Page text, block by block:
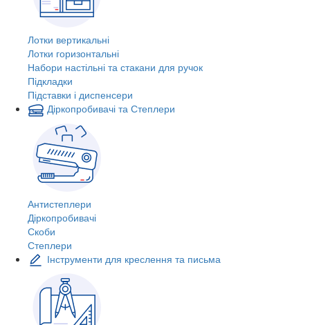
Лотки вертикальні
Лотки горизонтальні
Набори настільні та стакани для ручок
Підкладки
Підставки і диспенсери
Діркопробивачі та Степлери
Антистеплери
Діркопробивачі
Скоби
Степлери
Інструменти для креслення та письма